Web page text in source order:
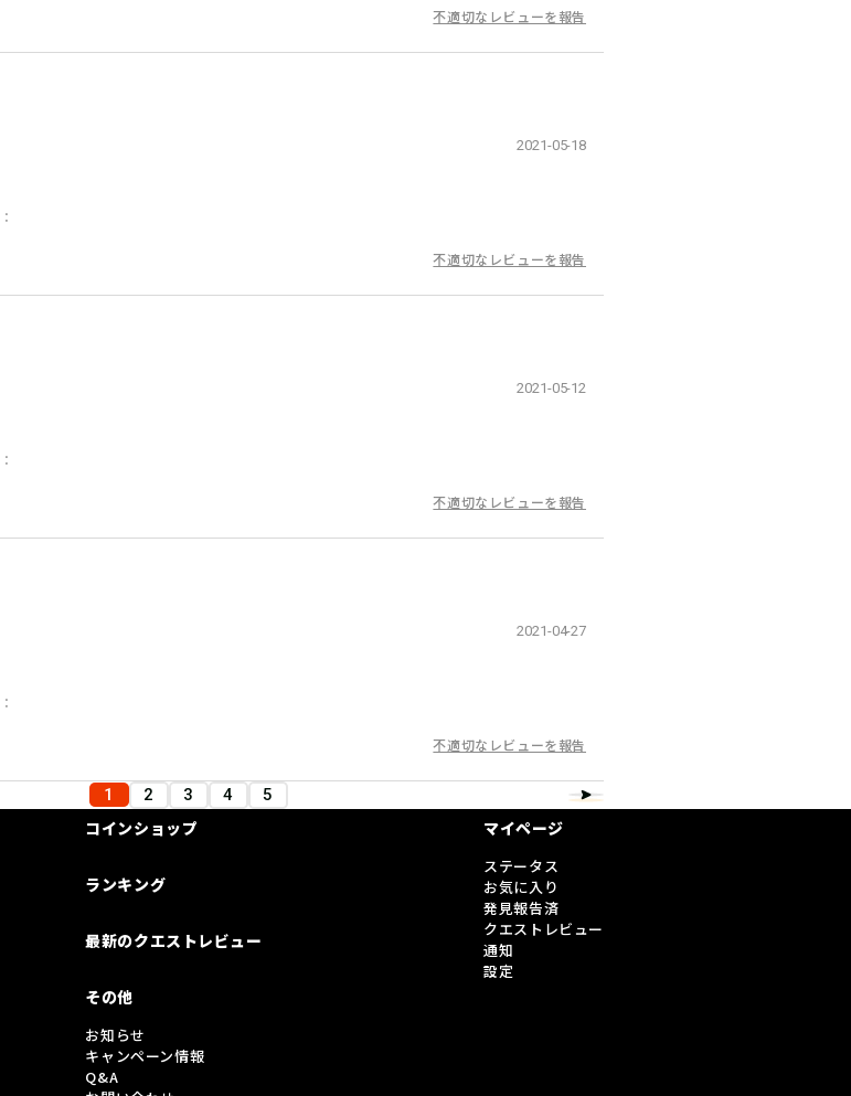
不適切なレビューを報告
2021-05-18
不適切なレビューを報告
2021-05-12
不適切なレビューを報告
2021-04-27
不適切なレビューを報告
1 2 3 4 5
コインショップ
ランキング
最新のクエストレビュー
その他
お知らせ
キャンペーン情報
Q&A
マイページ
ステータス
お気に入り
発見報告済
クエストレビュー
通知
設定